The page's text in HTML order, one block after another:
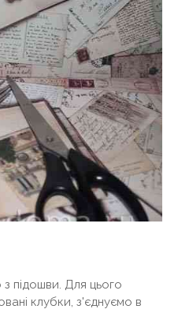
з підошви. Для цього
клубки, з'єднуємо в